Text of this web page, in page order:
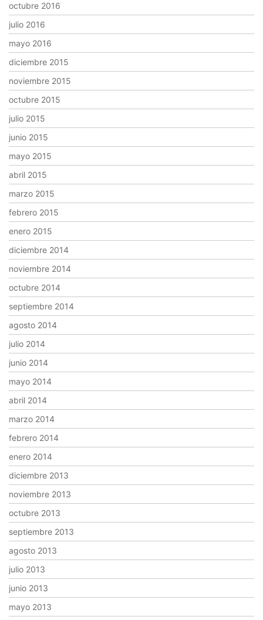
octubre 2016
julio 2016
mayo 2016
diciembre 2015
noviembre 2015
octubre 2015
julio 2015
junio 2015
mayo 2015
abril 2015
marzo 2015
febrero 2015
enero 2015
diciembre 2014
noviembre 2014
octubre 2014
septiembre 2014
agosto 2014
julio 2014
junio 2014
mayo 2014
abril 2014
marzo 2014
febrero 2014
enero 2014
diciembre 2013
noviembre 2013
octubre 2013
septiembre 2013
agosto 2013
julio 2013
junio 2013
mayo 2013